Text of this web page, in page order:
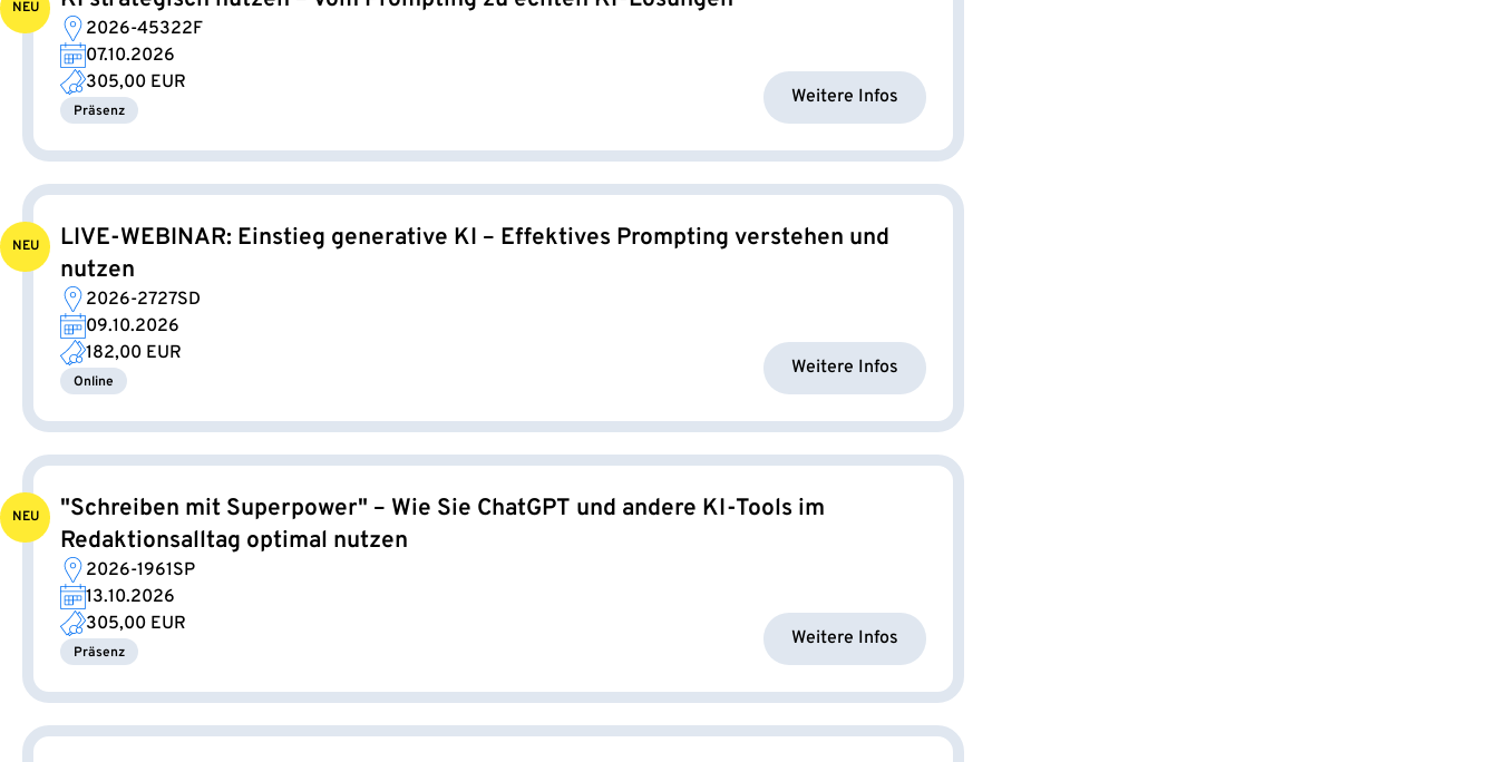
2026-45322F
07.10.2026
305,00 EUR
Präsenz
Weitere Infos
NEU
LIVE-WEBINAR: Einstieg generative KI – Effektives Prompting verstehen und
nutzen
2026-2727SD
09.10.2026
182,00 EUR
Online
Weitere Infos
NEU
"Schreiben mit Superpower" – Wie Sie ChatGPT und andere KI-Tools im
Redaktionsalltag optimal nutzen
2026-1961SP
13.10.2026
305,00 EUR
Präsenz
Weitere Infos
NEU